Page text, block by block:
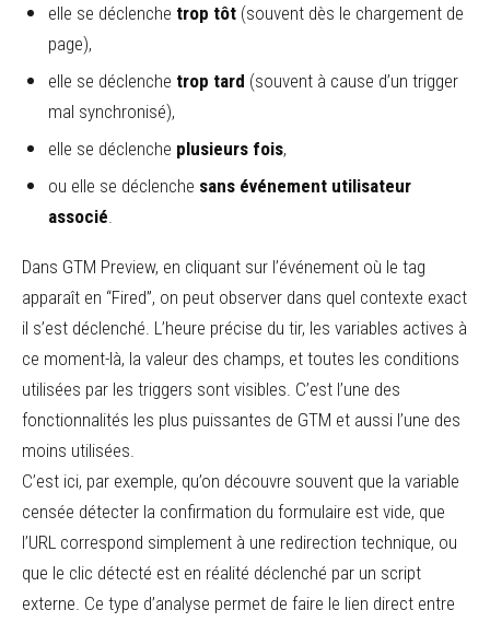
elle se déclenche trop tôt (souvent dès le chargement de
page),
elle se déclenche trop tard (souvent à cause d’un trigger
mal synchronisé),
elle se déclenche plusieurs fois,
ou elle se déclenche sans événement utilisateur
associé.
Dans GTM Preview, en cliquant sur l’événement où le tag
apparaît en “Fired”, on peut observer dans quel contexte exact
il s’est déclenché. L’heure précise du tir, les variables actives à
ce moment-là, la valeur des champs, et toutes les conditions
utilisées par les triggers sont visibles. C’est l’une des
fonctionnalités les plus puissantes de GTM et aussi l’une des
moins utilisées.
C’est ici, par exemple, qu’on découvre souvent que la variable
censée détecter la confirmation du formulaire est vide, que
l’URL correspond simplement à une redirection technique, ou
que le clic détecté est en réalité déclenché par un script
externe. Ce type d’analyse permet de faire le lien direct entre